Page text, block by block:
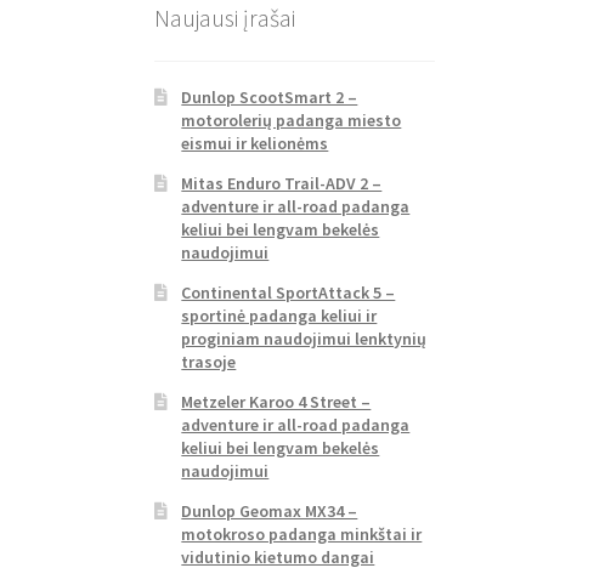
Naujausi įrašai
Dunlop ScootSmart 2 –
motorolerių padanga miesto
eismui ir kelionėms
Mitas Enduro Trail-ADV 2 –
adventure ir all-road padanga
keliui bei lengvam bekelės
naudojimui
Continental SportAttack 5 –
sportinė padanga keliui ir
proginiam naudojimui lenktynių
trasoje
Metzeler Karoo 4 Street –
adventure ir all-road padanga
keliui bei lengvam bekelės
naudojimui
Dunlop Geomax MX34 –
motokroso padanga minkštai ir
vidutinio kietumo dangai